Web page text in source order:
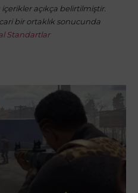
açıkça belirtilmiştir.
bir ortaklık sonucunda
Standartlar